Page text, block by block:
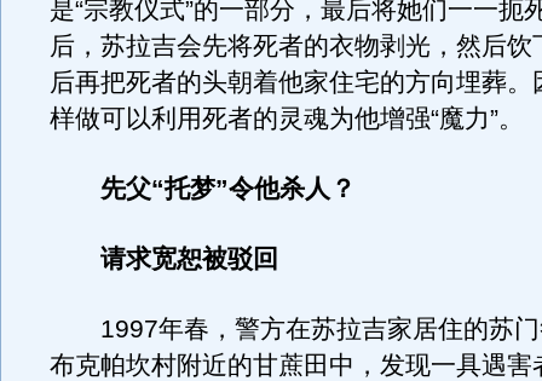
是“宗教仪式”的一部分，最后将她们一一扼
后，苏拉吉会先将死者的衣物剥光，然后饮
后再把死者的头朝着他家住宅的方向埋葬。
样做可以利用死者的灵魂为他增强“魔力”。
先父“托梦”令他杀人？
请求宽恕被驳回
1997年春，警方在苏拉吉家居住的苏门
布克帕坎村附近的甘蔗田中，发现一具遇害